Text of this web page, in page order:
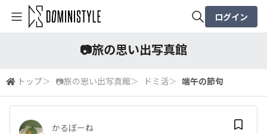
ログイン
📷️旅の思い出写真館
トップ＞ 📷️旅の思い出写真館＞ ドミ活＞ 端午の節句
かるぼーね